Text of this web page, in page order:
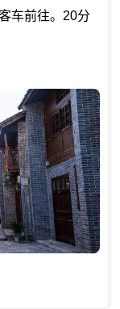
车前往。20分